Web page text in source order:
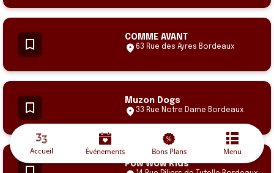
COMME AVANT
63 Rue des Ayres Bordeaux
Muzon Dogs
33 Rue Notre Dame Bordeaux
Pow Wow Kids
Accueil Événements Bons Plans Menu